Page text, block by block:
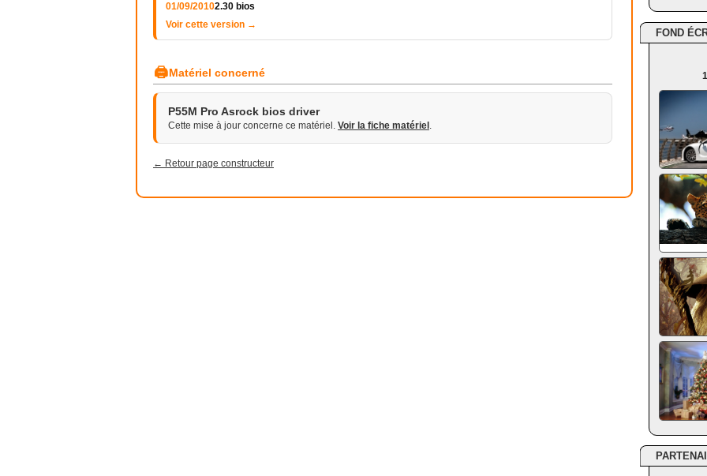
01/09/20102.30 bios
Voir cette version →
🖨Matériel concerné
P55M Pro Asrock bios driver
Cette mise à jour concerne ce matériel. Voir la fiche matériel .
← Retour page constructeur
FOND